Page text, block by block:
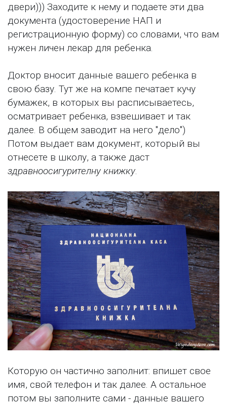
двери))) Заходите к нему и подаете эти два
документа (удостоверение НАП и
регистрационную форму) со словами, что вам
нужен личен лекар для ребенка.
Доктор вносит данные вашего ребенка в
свою базу. Тут же на компе печатает кучу
бумажек, в которых вы расписываетесь,
осматривает ребенка, взвешивает и так
далее. В общем заводит на него "дело")
Потом выдает вам документ, который вы
отнесете в школу, а также даст
здравноосигурителну книжку.
Которую он частично заполнит: впишет свое
имя, свой телефон и так далее. А остальное
потом вы заполните сами - данные вашего